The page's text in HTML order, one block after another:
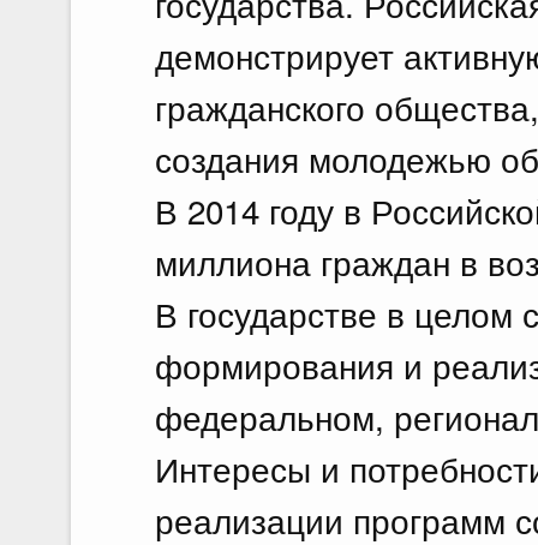
демонстрирует
гражданского
создания молодежью
В 2014 году в
миллиона граждан в
В государстве в целом
формирования и
федеральном,
Интересы и
реализации программ